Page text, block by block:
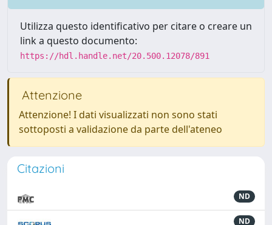
Utilizza questo identificativo per citare o creare un
link a questo documento:
https://hdl.handle.net/20.500.12078/891
Attenzione
Attenzione! I dati visualizzati non sono stati
sottoposti a validazione da parte dell'ateneo
Citazioni
ND
ND